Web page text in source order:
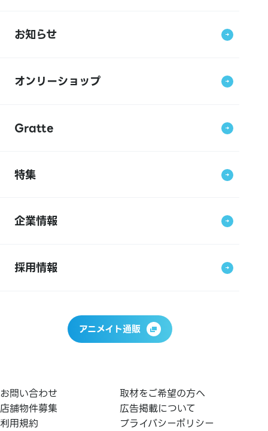
お知らせ
オンリーショップ
Gratte
特集
企業情報
採用情報
アニメイト通販
お問い合わせ
取材をご希望の方へ
店舗物件募集
広告掲載について
利用規約
プライバシーポリシー